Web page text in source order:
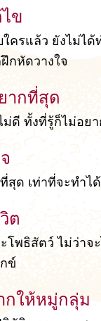
ข
ครแล้ว ยังไม่ไ
กหัดวางใจ
ากที่สุด
ม่ดี ทั้งที่รู้ก็ไม่อย
สุด เท่าที่จะทำได้
ต
โพธิสัตว์ ไม่ว่าจ
ข์
กให้หมู่กลุ่ม